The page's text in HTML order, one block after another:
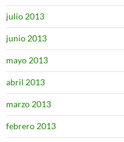
julio 2013
junio 2013
mayo 2013
abril 2013
marzo 2013
febrero 2013